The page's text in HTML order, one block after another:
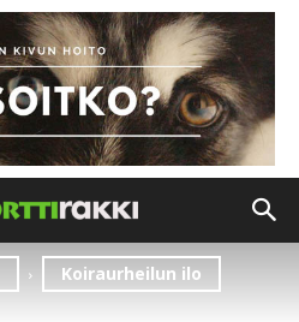
Koiraurheilun ilo